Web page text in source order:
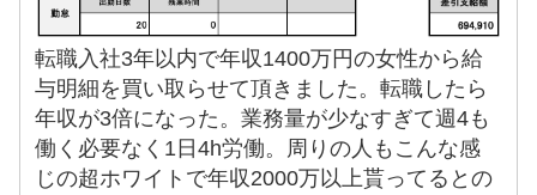
転職入社3年以内で年収1400万円の女性から給
与明細を買い取らせて頂きました。転職したら
年収が3倍になった。業務量が少なすぎて週4も
働く必要なく1日4h労働。周りの人もこんな感
じの超ホワイトで年収2000万以上貰ってるとの